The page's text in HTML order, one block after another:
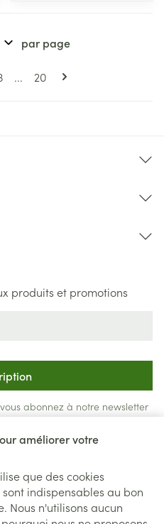
améliorer votre
que des cookies
indispensables au bon
Nous n'utilisons aucun
Pages
actuellement la page
... Page
20
par page
produits et promotions
abonnez à notre newsletter
.